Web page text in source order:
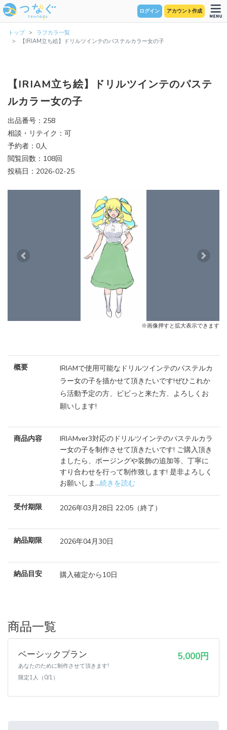
ログイン アカウント作成
トップ
ラフカラ一覧
【IRIAM立ち絵】ドリルツインテのパステルカラー女の子
【IRIAM立ち絵】ドリルツインテのパステ
ルカラー女の子
出品番号：258
相談・リテイク：可
予約者：0人
閲覧回数：108回
投稿日：2026-02-25
Previous Next
※画像押すと拡大表示できます
概要
IRIAMで使用可能なドリルツインテのパステルカ
ラー女の子を描かせて頂きたいです!ぜひこれか
ら活動予定の方、ビビっと来た方、よろしくお
願いします!
商品内容
IRIAMver3対応のドリルツインテのパステルカラ
ー女の子を制作させて頂きたいです! ご購入頂き
ましたら、ポージングや装飾の追加等、丁寧に
すり合わせを行って制作致します! 是非よろしく
お願いしま...続きを読む
受付期限 2026年03月28日 22:05（終了）
納品期限 2026年04月30日
納品目安 購入確定から10日
商品一覧
ベーシックプラン
あなたのために制作させて頂きます!
限定1人（0/1）
5,000円